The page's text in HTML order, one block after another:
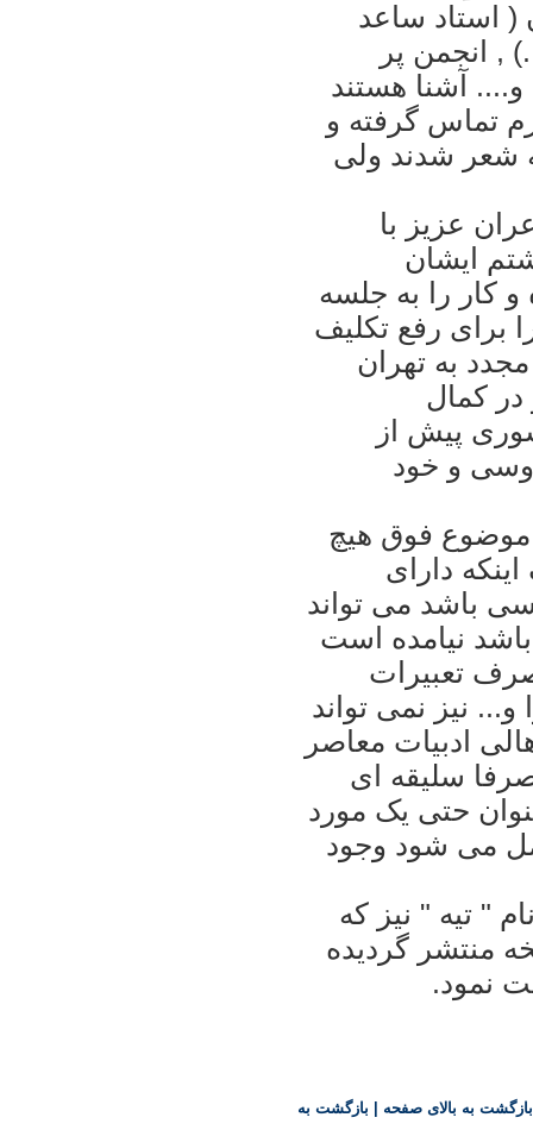
( استاد ساعد
, انجمن پر
آشنا هستند
تماس گرفته و
شعر شدند ولی
عزيز با
ايشان
و کار را به جلسه
برای رفع تکليف
به تهران
در کمال
پيش از
و خود
موضوع فوق هيچ
دارای
باشد می تواند
نيامده است
تعبيرات
نيز نمی تواند
ادبيات معاصر
سليقه ای
حتی يک مورد
می شود وجود
" تيه " نيز که
منتشر گرديده
نمود.
بازگشت به بالای صفحه بازگشت به